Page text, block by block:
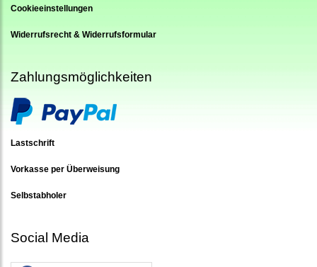
Cookieeinstellungen
Widerrufsrecht & Widerrufsformular
Zahlungsmöglichkeiten
Lastschrift
Vorkasse per Überweisung
Selbstabholer
Social Media